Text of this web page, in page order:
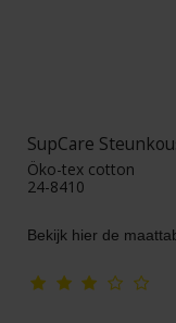
SupCare
Öko-tex cotton
24-8410
Bekijk hier de